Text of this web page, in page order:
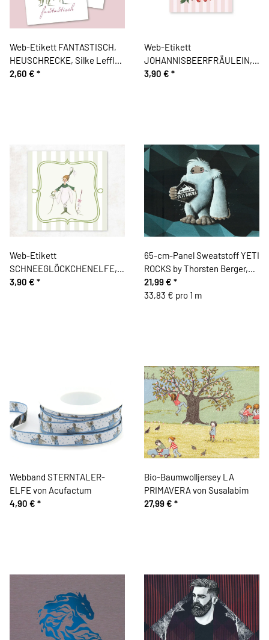
Web-Etikett FANTASTISCH,
HEUSCHRECKE, Silke Leffler,
Acufactum
2,60 € *
Web-Etikett
JOHANNISBEERFRÄULEIN,
Silke Leffler, Acufactum
3,90 € *
Web-Etikett
SCHNEEGLÖCKCHENELFE,
Silke Leffler, Acufactum
3,90 € *
65-cm-Panel Sweatstoff YETI
ROCKS by Thorsten Berger,
türkis-schwarz
21,99 € *
33,83 € pro 1 m
Webband STERNTALER-
ELFE von Acufactum
4,90 € *
Bio-Baumwolljersey LA
PRIMAVERA von Susalabim
27,99 € *